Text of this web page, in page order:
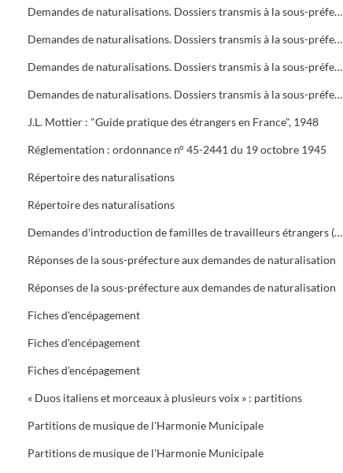
Demandes de naturalisations. Dossiers transmis à la sous-préfecture
Demandes de naturalisations. Dossiers transmis à la sous-préfecture
Demandes de naturalisations. Dossiers transmis à la sous-préfecture
Demandes de naturalisations. Dossiers transmis à la sous-préfecture
J.L. Mottier : "Guide pratique des étrangers en France", 1948
Réglementation : ordonnance n° 45-2441 du 19 octobre 1945
Répertoire des naturalisations
Répertoire des naturalisations
Demandes d'introduction de familles de travailleurs étrangers (regroupement familial). Eléments d'enquête et réglementations
Réponses de la sous-préfecture aux demandes de naturalisation
Réponses de la sous-préfecture aux demandes de naturalisation
Fiches d'encépagement
Fiches d'encépagement
Fiches d'encépagement
« Duos italiens et morceaux à plusieurs voix » : partitions
Partitions de musique de l'Harmonie Municipale
Partitions de musique de l'Harmonie Municipale